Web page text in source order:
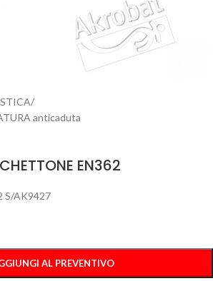
/
anticaduta
EN362
S/AK9427
AL PREVENTIVO